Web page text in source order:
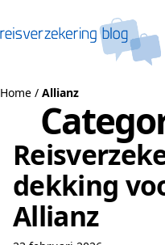
Home / Allianz
dekking
Allianz